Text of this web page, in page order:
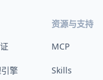
擎
资源与支持
MCP
Skills